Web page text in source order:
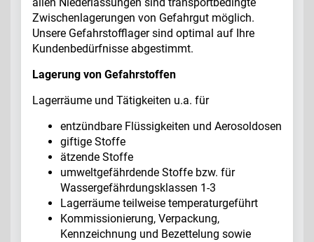
allen Niederlassungen sind transportbedingte
Zwischenlagerungen von Gefahrgut möglich.
Unsere Gefahrstofflager sind optimal auf Ihre
Kundenbedürfnisse abgestimmt.
Lagerung von Gefahrstoffen
Lagerräume und Tätigkeiten u.a. für
entzündbare Flüssigkeiten und Aerosoldosen
giftige Stoffe
ätzende Stoffe
umweltgefährdende Stoffe bzw. für
Wassergefährdungsklassen 1-3
Lagerräume teilweise temperaturgeführt
Kommissionierung, Verpackung,
Kennzeichnung und Bezettelung sowie